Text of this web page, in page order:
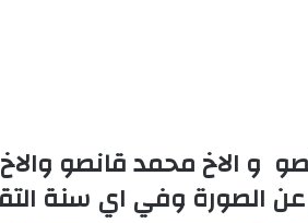
و الاخ محمد قانصو
الصورة وفي اي سنة